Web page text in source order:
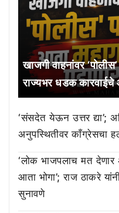
खाजगी वाहनांवर
राज्यभर धडक
‘संसदेत येऊन उत्तर द्या’;
अनुपस्थितीवर काँग्रेसचा
‘लोक भाजपलाच मत
आता भोगा’; राज ठाकरे
सुनावणे